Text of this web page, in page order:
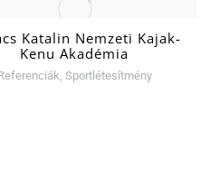
Katalin Nemzeti Kajak-
Kenu Akadémia
Sportlétesítmény